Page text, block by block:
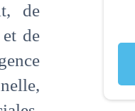
de
de